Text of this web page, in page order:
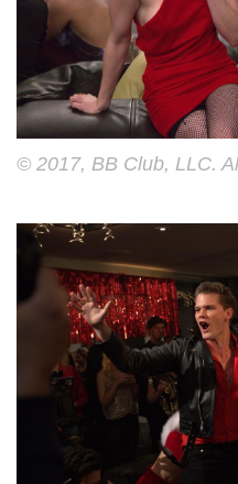
© 2017, BB Club, LLC.